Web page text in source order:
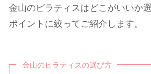
金山のピラティスはどこがいいか
ポイントに絞ってご紹介します。
金山のピラティスの選び方